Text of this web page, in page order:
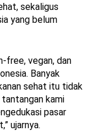
sekaligus
yang belum
free, vegan, dan
Banyak
sehat itu tidak
tantangan kami
pasar
ujarnya.